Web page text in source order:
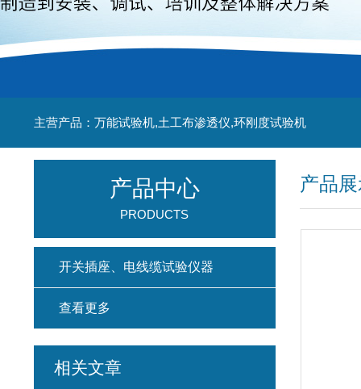
主营产品：万能试验机,土工布渗透仪,环刚度试验机
产品
产品中心
PRODUCTS
开关插座、电线缆试验仪器
查看更多
相关文章